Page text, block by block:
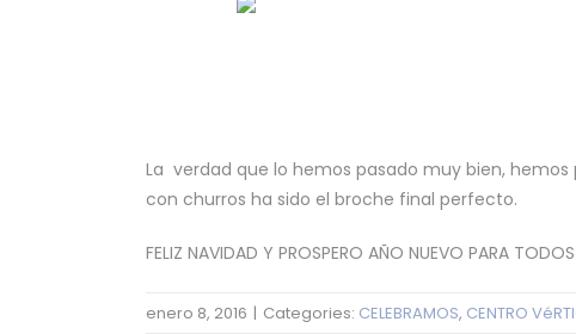
La verdad que lo hemos pasado muy bien,
con churros ha sido el broche final perfecto.
FELIZ NAVIDAD Y PROSPERO AÑO NUEVO PARA
enero 8, 2016 | Categories: CELEBRAMOS, CENTRO